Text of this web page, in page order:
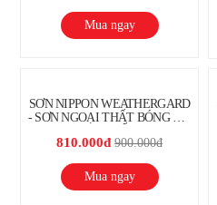
Mua ngay
SƠN NIPPON WEATHERGARD
- SƠN NGOẠI THẤT BÓNG MỜ
810.000đ 900.000đ
Mua ngay